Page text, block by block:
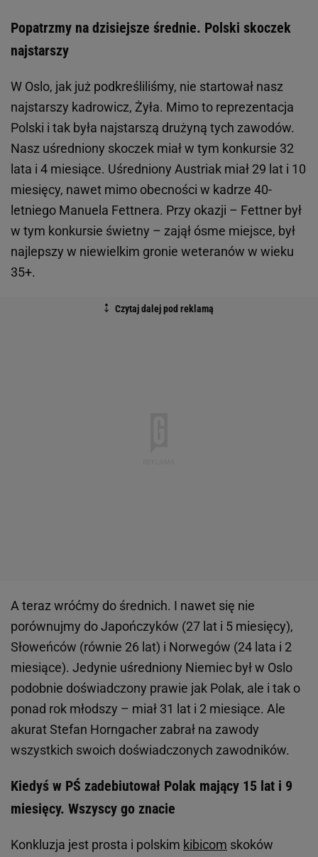
Popatrzmy na dzisiejsze średnie. Polski skoczek
najstarszy
W Oslo, jak już podkreśliliśmy, nie startował nasz
najstarszy kadrowicz, Żyła. Mimo to reprezentacja
Polski i tak była najstarszą drużyną tych zawodów.
Nasz uśredniony skoczek miał w tym konkursie 32
lata i 4 miesiące. Uśredniony Austriak miał 29 lat i 10
miesięcy, nawet mimo obecności w kadrze 40-
letniego Manuela Fettnera. Przy okazji – Fettner był
w tym konkursie świetny – zajął ósme miejsce, był
najlepszy w niewielkim gronie weteranów w wieku
35+.
A teraz wróćmy do średnich. I nawet się nie
porównujmy do Japończyków (27 lat i 5 miesięcy),
Słoweńców (równie 26 lat) i Norwegów (24 lata i 2
miesiące). Jedynie uśredniony Niemiec był w Oslo
podobnie doświadczony prawie jak Polak, ale i tak o
ponad rok młodszy – miał 31 lat i 2 miesiące. Ale
akurat Stefan Horngacher zabrał na zawody
wszystkich swoich doświadczonych zawodników.
Kiedyś w PŚ zadebiutował Polak mający 15 lat i 9
miesięcy. Wszyscy go znacie
Konkluzja jest prosta i polskim kibicom skoków